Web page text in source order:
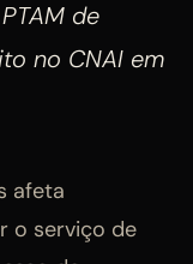
de
no CNAI em
afeta
o serviço de